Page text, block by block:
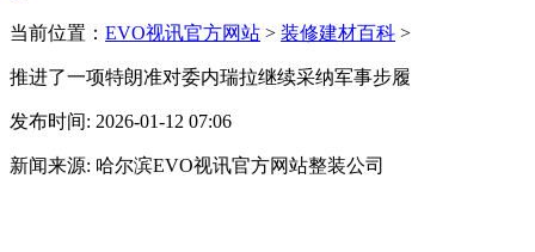
当前位置： EVO视讯官方网站 > 装修建材百科 >
推进了一项特朗准对委内瑞拉继续采纳军事步履
发布时间: 2026-01-12 07:06
新闻来源: 哈尔滨EVO视讯官方网站整装公司